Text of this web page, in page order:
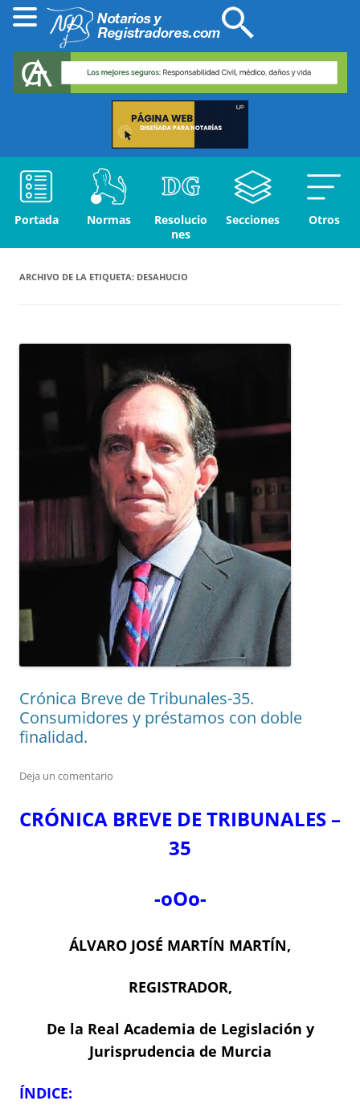
Portada Normas
Resolucio
nes
Secciones Otros
ARCHIVO DE LA ETIQUETA: DESAHUCIO
Crónica Breve de Tribunales-35.
Consumidores y préstamos con doble
finalidad.
Deja un comentario
CRÓNICA BREVE DE TRIBUNALES –
35
-oOo-
ÁLVARO JOSÉ MARTÍN MARTÍN,
REGISTRADOR,
De la Real Academia de Legislación y
Jurisprudencia de Murcia
ÍNDICE: